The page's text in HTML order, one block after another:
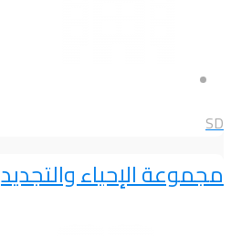
SD
مجموعة الإحياء والتجديد